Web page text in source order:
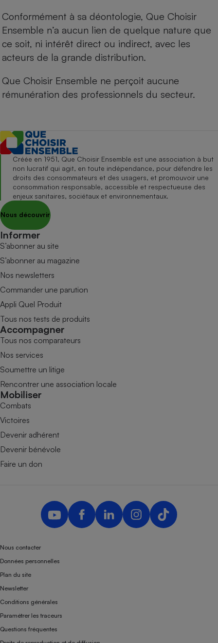
Conformément à sa déontologie, Que Choisir
Ensemble n’a aucun lien de quelque nature que
ce soit, ni intérêt direct ou indirect, avec les
acteurs de la grande distribution.
Que Choisir Ensemble ne perçoit aucune
rémunération des professionnels du secteur.
Créée en 1951, Que Choisir Ensemble est une association à but
non lucratif qui agit, en toute indépendance, pour défendre les
droits des consommateurs et des usagers, et promouvoir une
consommation responsable, accessible et respectueuse des
enjeux sanitaires, sociétaux et environnementaux.
Nous découvrir
Informer
S’abonner au site
S’abonner au magazine
Nos newsletters
Commander une parution
Appli Quel Produit
Tous nos tests de produits
Accompagner
Tous nos comparateurs
Nos services
Soumettre un litige
Rencontrer une association locale
Mobiliser
Combats
Victoires
Devenir adhérent
Devenir bénévole
Faire un don
Nous contacter
Données personnelles
Plan du site
Newsletter
Conditions générales
Paramétrer les traceurs
Questions fréquentes